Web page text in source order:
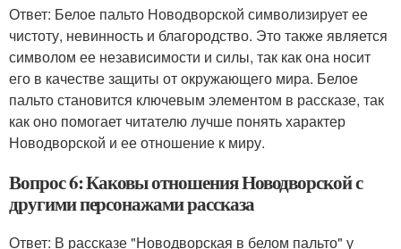
Ответ: Белое пальто Новодворской символизирует ее
чистоту, невинность и благородство. Это также является
символом ее независимости и силы, так как она носит
его в качестве защиты от окружающего мира. Белое
пальто становится ключевым элементом в рассказе, так
как оно помогает читателю лучше понять характер
Новодворской и ее отношение к миру.
Вопрос 6: Каковы отношения Новодворской с
другими персонажами рассказа
Ответ: В рассказе "Новодворская в белом пальто" у